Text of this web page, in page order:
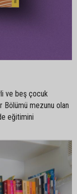
ve beş çocuk
Bölümü mezunu olan
eğitimini